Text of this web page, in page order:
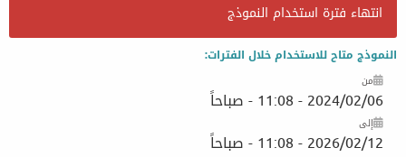
انتهاء فترة استخدام النموذج
النموذج متاح للاستخدام خلال الفترات:
من
2024/02/06 - 11:08 - صباحاً
إلى
2026/02/12 - 11:08 - صباحاً